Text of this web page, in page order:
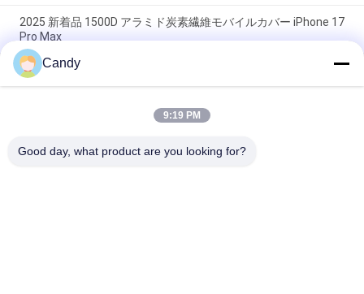
2025 新着品 1500D アラミド炭素繊維モバイルカバー iPhone 17
Pro Max
iPhone 17 Pro Max用メタルフレーム付きプレミアムアラミドカ
ーボンファイバーモバイルカバー
オーダーメイド メタルフレーム アラミド カーボンファイバー
Candy
9:19 PM
Good day, what product are you looking for?